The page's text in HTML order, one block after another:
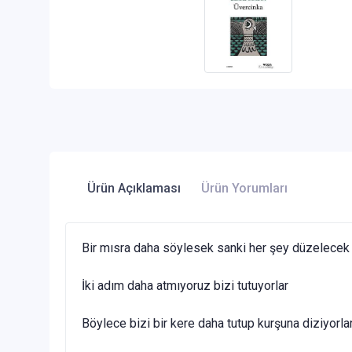
Ürün Açıklaması Ürün Yorumları
Bir mısra daha söylesek sanki her şey düzelecek
İki adım daha atmıyoruz bizi tutuyorlar
Böylece bizi bir kere daha tutup kurşuna